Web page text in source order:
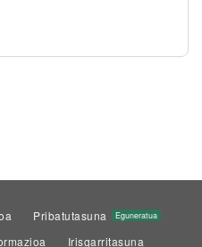
Pribatutasuna Eguneratua
Irisgarritasuna